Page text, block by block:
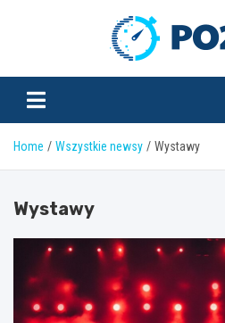
Home Wszystkie newsy Wystawy
Wystawy